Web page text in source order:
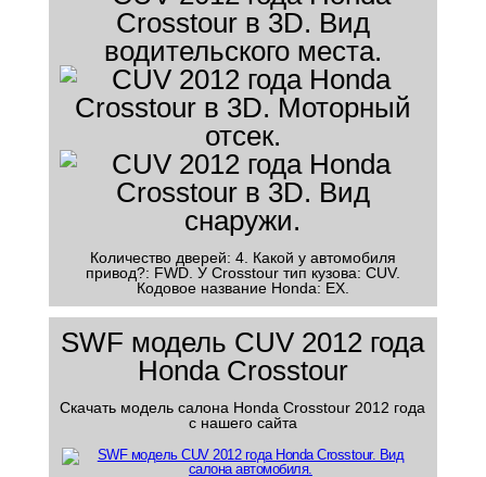
Количество дверей: 4. Какой у автомобиля
привод?: FWD. У Crosstour тип кузова: CUV.
Кодовое название Honda: EX.
SWF модель CUV 2012 года
Honda Crosstour
Скачать модель салона Honda Crosstour 2012 года
с нашего сайта